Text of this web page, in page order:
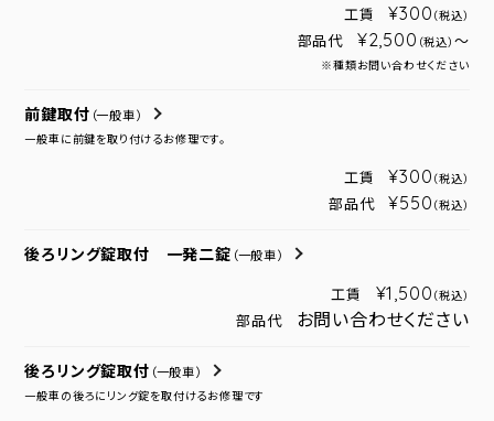
工賃 ¥300 （税込）
部品代 ¥2,500 （税込） ～
※種類お問い合わせください
前鍵取付 （一般車）
一般車に前鍵を取り付けるお修理です。
工賃 ¥300 （税込）
部品代 ¥550 （税込）
後ろリング錠取付 一発二錠 （一般車）
工賃 ¥1,500 （税込）
部品代 お問い合わせください
後ろリング錠取付 （一般車）
一般車の後ろにリング錠を取付けるお修理です